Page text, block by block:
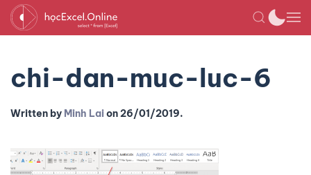
chi-dan-muc-luc-6
Written by Minh Laion26/01/2019.